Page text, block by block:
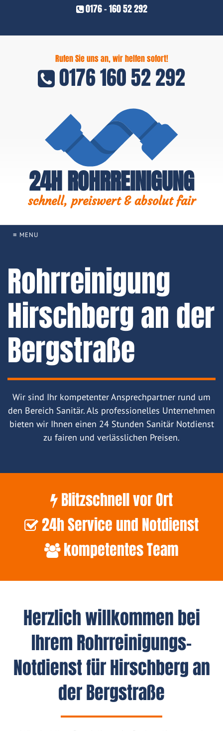
0176 - 160 52 292
Rufen Sie uns an, wir helfen sofort!
0176 160 52 292
24H ROHRREINIGUNG
schnell, preiswert & absolut fair
≡ MENU
Rohrreinigung
Hirschberg an der
Bergstraße
Wir sind Ihr kompetenter Ansprechpartner rund um
den Bereich Sanitär. Als professionelles Unternehmen
bieten wir Ihnen einen 24 Stunden Sanitär Notdienst
zu fairen und verlässlichen Preisen.
Blitzschnell vor Ort
24h Service und Notdienst
kompetentes Team
Herzlich willkommen bei
Ihrem Rohrreinigungs-
Notdienst für Hirschberg an
der Bergstraße